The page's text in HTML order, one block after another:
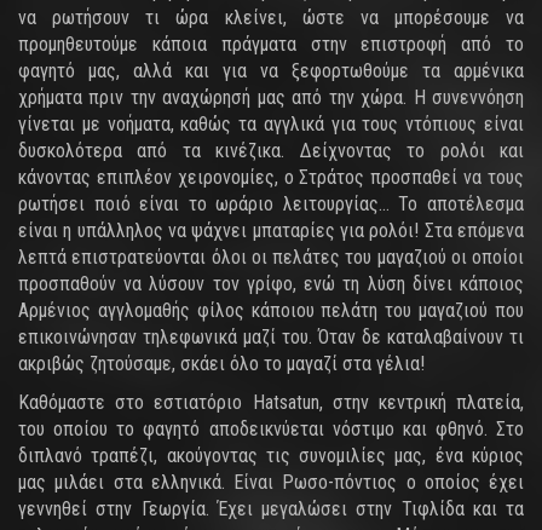
να ρωτήσουν τι ώρα κλείνει, ώστε να μπορέσουμε να
προμηθευτούμε κάποια πράγματα στην επιστροφή από το
φαγητό μας, αλλά και για να ξεφορτωθούμε τα αρμένικα
χρήματα πριν την αναχώρησή μας από την χώρα. Η συνεννόηση
γίνεται με νοήματα, καθώς τα αγγλικά για τους ντόπιους είναι
δυσκολότερα από τα κινέζικα. Δείχνοντας το ρολόι και
κάνοντας επιπλέον χειρονομίες, ο Στράτος προσπαθεί να τους
ρωτήσει ποιό είναι το ωράριο λειτουργίας… Το αποτέλεσμα
είναι η υπάλληλος να ψάχνει μπαταρίες για ρολόι! Στα επόμενα
λεπτά επιστρατεύονται όλοι οι πελάτες του μαγαζιού οι οποίοι
προσπαθούν να λύσουν τον γρίφο, ενώ τη λύση δίνει κάποιος
Αρμένιος αγγλομαθής φίλος κάποιου πελάτη του μαγαζιού που
επικοινώνησαν τηλεφωνικά μαζί του. Όταν δε καταλαβαίνουν τι
ακριβώς ζητούσαμε, σκάει όλο το μαγαζί στα γέλια!
Καθόμαστε στο εστιατόριο Hatsatun, στην κεντρική πλατεία,
του οποίου το φαγητό αποδεικνύεται νόστιμο και φθηνό. Στο
διπλανό τραπέζι, ακούγοντας τις συνομιλίες μας, ένα κύριος
μας μιλάει στα ελληνικά. Είναι Ρωσο-πόντιος ο οποίος έχει
γεννηθεί στην Γεωργία. Έχει μεγαλώσει στην Τιφλίδα και τα